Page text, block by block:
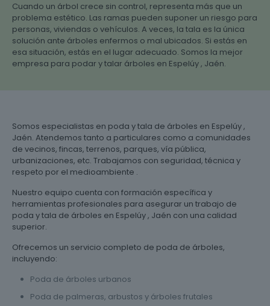
Cuando un árbol crece sin control, representa más que un
problema estético. Las ramas pueden suponer un riesgo para
personas, viviendas o vehículos. A veces, la tala es la única
solución ante árboles enfermos o mal ubicados. Si estás en
esa situación, estás en el lugar adecuado. Somos la mejor
empresa para podar y talar árboles en Espelúy , Jaén.
Somos especialistas en poda y tala de árboles en Espelúy ,
Jaén. Atendemos tanto a particulares como a comunidades
de vecinos, fincas, terrenos, parques, vía pública,
urbanizaciones, etc. Trabajamos con seguridad, técnica y
respeto por el medioambiente .
Nuestro equipo cuenta con formación específica y
herramientas profesionales para asegurar un trabajo de
poda y tala de árboles en Espelúy , Jaén con una calidad
superior.
Ofrecemos un servicio completo de poda de árboles,
incluyendo:
Poda de árboles urbanos
Poda de palmeras, arbustos y árboles frutales